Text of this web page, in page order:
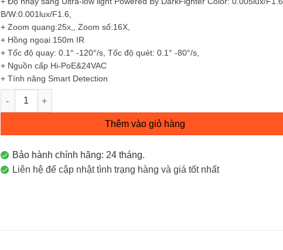
B/W:0.001lux/F1.6,
+ Zoom quang:25x,, Zoom số:16X,
+ Hồng ngoại 150m IR
+ Tốc độ quay: 0.1° -120°/s, Tốc độ quét: 0.1° -80°/s,
+ Nguồn cấp Hi-PoE&24VAC
+ Tính năng Smart Detection
Camera SpeedDome 4Mp, Zoom 25X DS-2DE5425IW-AE số lượng
Thêm vào giỏ hàng
Bảo hành chính hãng: 24 tháng.
Liên hệ để cập nhật tình trạng hàng và giá tốt nhất